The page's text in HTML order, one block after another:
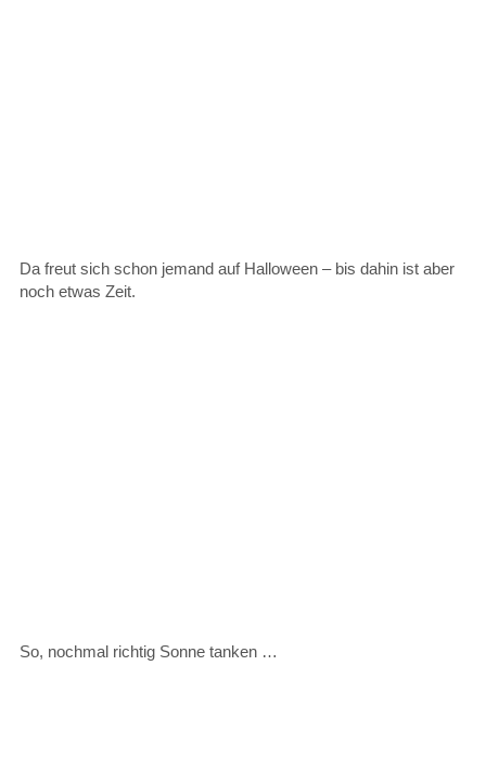
Da freut sich schon jemand auf Halloween – bis dahin ist aber
noch etwas Zeit.
So, nochmal richtig Sonne tanken …